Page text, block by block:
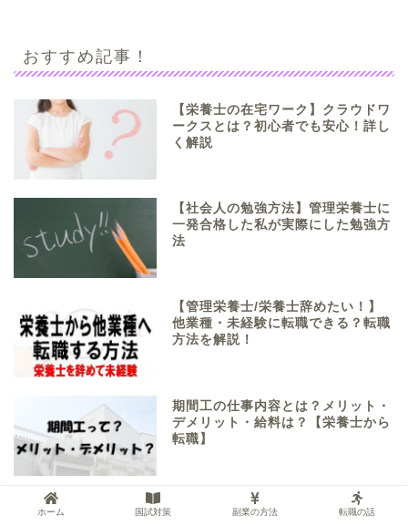
おすすめ記事！
【栄養士の在宅ワーク】クラウドワ
ークスとは？初心者でも安心！詳し
く解説
【社会人の勉強方法】管理栄養士に
一発合格した私が実際にした勉強方
法
【管理栄養士/栄養士辞めたい！】
他業種・未経験に転職できる？転職
方法を解説！
期間工の仕事内容とは？メリット・
デメリット・給料は？【栄養士から
転職】
【保育園の栄養士】副業におすす
め！10年働いた管理栄養士が教える
ホーム 国試対策 副業の方法 転職の話